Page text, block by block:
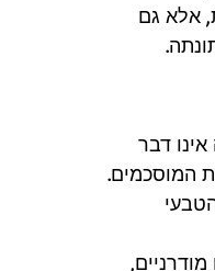
אלא גם
דבר
המוסכמים.